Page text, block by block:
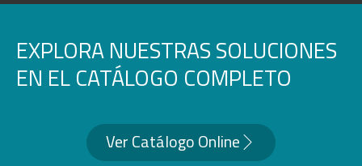
EXPLORA NUESTRAS SOLUCIONES
EN EL CATÁLOGO COMPLETO
Ver Catálogo Online